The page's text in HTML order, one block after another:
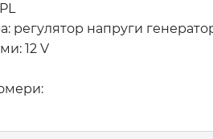
регулятор напруги
12 V